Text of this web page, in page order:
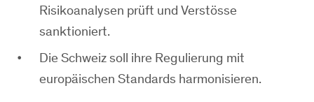
Risikoanalysen prüft und Verstösse
sanktioniert.
Die Schweiz soll ihre Regulierung mit
europäischen Standards harmonisieren.